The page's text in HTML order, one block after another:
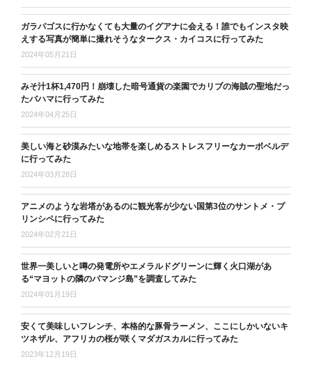
ガラパゴスに行かなくても大量のイグアナに会える！誰でもインスタ映
えする写真が簡単に撮れそうなタークス・カイコスに行ってみた
2024年05月21日
みそ汁1杯1,470円！崩壊した暗号通貨の楽園でカリブの海賊の聖地だっ
たバハマに行ってみた
2024年04月25日
美しい海と砂漠みたいな地帯を楽しめるストレスフリーなカーボベルデ
に行ってみた
2024年03月28日
アニメのような岩塔があるのに観光客が少ない国第3位のサントメ・プ
リンシペに行ってみた
2024年02月21日
世界一美しいと噂の発電所やエメラルドグリーンに輝く火口湖があ
る“マヨットの隣のパマンジ島”を調査してみた
2024年01月19日
安くて美味しいフレンチ、本格的な豚骨ラーメン、ここにしかいないキ
ツネザル、アフリカの桜が咲くマダガスカルに行ってみた
2023年12月19日